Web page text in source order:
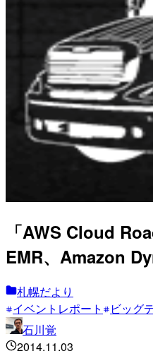
「AWS Cloud
EMR、Amazon
札幌だより
イベントレポート
ビッグ
石川覚
2014.11.03